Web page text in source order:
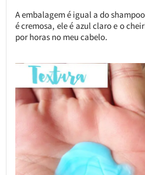
A embalagem é igual a do
é cremosa, ele é azul claro e o
por horas no meu cabelo.